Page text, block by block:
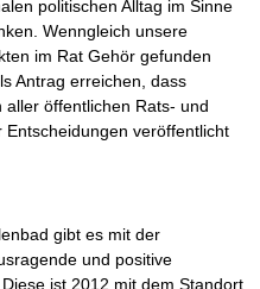
politischen Alltag im Sinne
Wenngleich unsere
im Rat Gehör gefunden
Antrag erreichen, dass
öffentlichen Rats- und
veröffentlicht
gibt es mit der
und positive
ist 2012 mit dem Standort